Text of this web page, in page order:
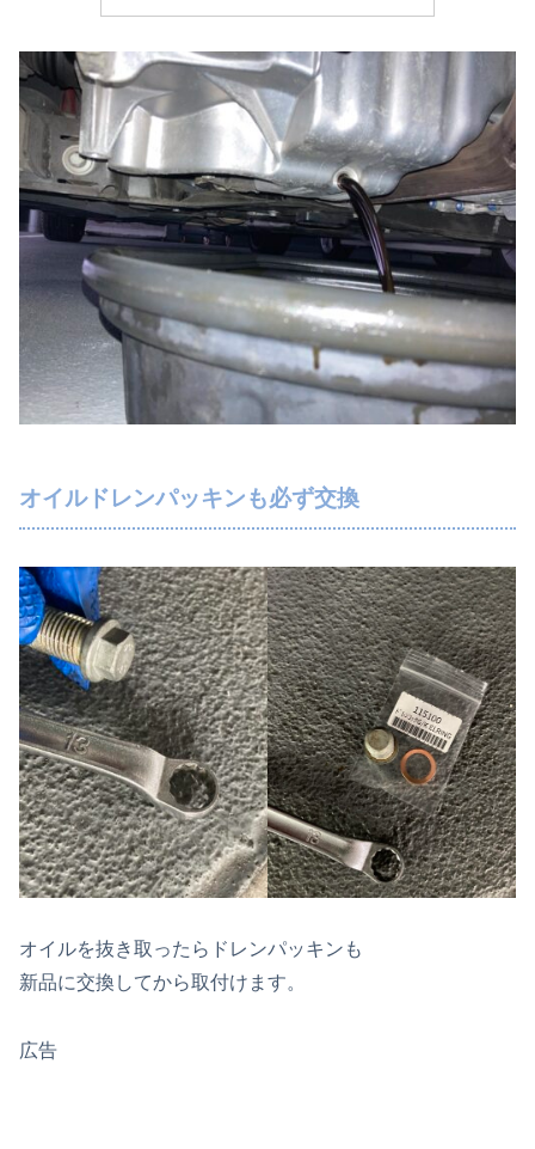
オイルドレンパッキンも必ず交換
オイルを抜き取ったらドレンパッキンも
新品に交換してから取付けます。
広告